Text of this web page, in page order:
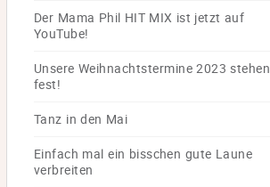
Der Mama Phil HIT MIX ist jetzt auf
YouTube!
Unsere Weihnachtstermine 2023 stehen
fest!
Tanz in den Mai
Einfach mal ein bisschen gute Laune
verbreiten